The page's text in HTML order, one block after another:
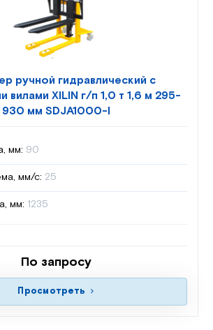
ручной гидравлический с
вилами XILIN г/п 1,0 т 1,6 м 295-
930 мм SDJA1000-I
мм: 90
мм/с: 25
мм: 1235
По запросу
Просмотреть